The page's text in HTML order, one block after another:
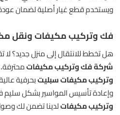
ويستخدم قطع غيار أصلية لضمان
فك وتركيب مكيفات ونقل
هل تخطط للانتقال إلى منزل جديد؟
شركة فك وتركيب مكيفات
وتركيب مكيفات سبليتبحرفية
وإعادة تأسيس المواسير بشكل سليم
وتركيب مكيفاتلدينا تضمن لك